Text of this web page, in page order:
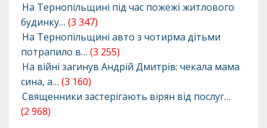
На Тернопільщині під час пожежі житлового
будинку… (3 347)
На Тернопільщині авто з чотирма дітьми
потрапило в… (3 255)
На війні загинув Андрій Дмитрів: чекала мама
сина, а… (3 160)
Священники застерігають вірян від послуг…
(2 968)